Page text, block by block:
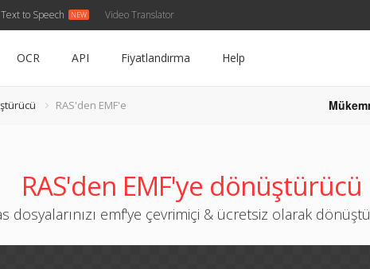
Text to Speech Video Translator
OCR API Fiyatlandırma Help
RAS'den EMF'e
RAS'den EMF'ye dönüştürücü
dosyalarınızı emf'ye çevrimiçi & ücretsiz olarak